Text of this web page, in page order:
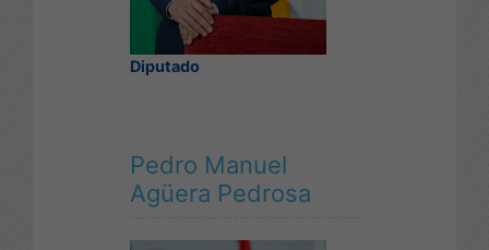
Diputado
Pedro Manuel
Agüera Pedrosa